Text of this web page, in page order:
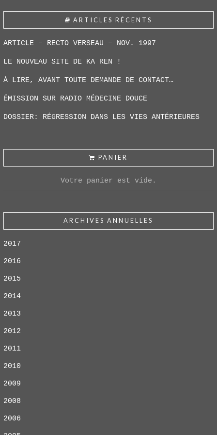
ARTICLES RÉCENTS
ARTICLE – RECTO VERSEAU – NOV. 1997
LE NOUVEAU SITE DE KA REN !
À LIRE, AVANT TOUTE DEMANDE DE CONTACT…
ÉMISSION SUR RADIO MÉDECINE DOUCE
DOSSIER: RÉGRESSION DANS LES VIES ANTÉRIEURES
PANIER
Votre panier est vide.
ARCHIVES ANNUELLES
2017
2016
2015
2014
2013
2012
2011
2010
2009
2008
2006